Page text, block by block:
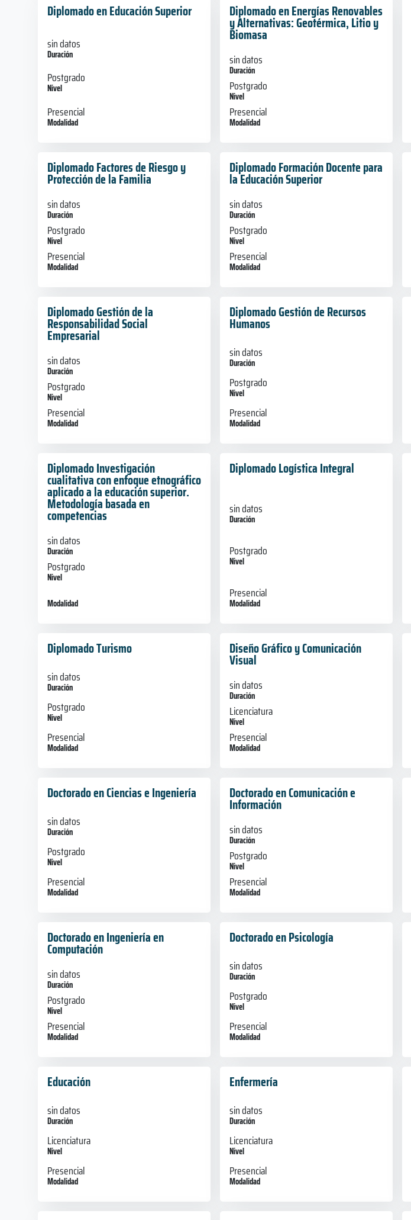
Diplomado en Educación Superior
sin datos
Duración
Postgrado
Nivel
Presencial
Modalidad
Diplomado en Energías Renovables
y Alternativas: Geotérmica, Litio y
Biomasa
sin datos
Duración
Postgrado
Nivel
Presencial
Modalidad
Diplomado Factores de Riesgo y
Protección de la Familia
sin datos
Duración
Postgrado
Nivel
Presencial
Modalidad
Diplomado Formación Docente para
la Educación Superior
sin datos
Duración
Postgrado
Nivel
Presencial
Modalidad
Diplomado Gestión de la
Responsabilidad Social
Empresarial
sin datos
Duración
Postgrado
Nivel
Presencial
Modalidad
Diplomado Gestión de Recursos
Humanos
sin datos
Duración
Postgrado
Nivel
Presencial
Modalidad
Diplomado Investigación
cualitativa con enfoque etnográfico
aplicado a la educación superior.
Metodología basada en
competencias
sin datos
Duración
Postgrado
Nivel
Modalidad
Diplomado Logística Integral
sin datos
Duración
Postgrado
Nivel
Presencial
Modalidad
Diplomado Turismo
sin datos
Duración
Postgrado
Nivel
Presencial
Modalidad
Diseño Gráfico y Comunicación
Visual
sin datos
Duración
Licenciatura
Nivel
Presencial
Modalidad
Doctorado en Ciencias e Ingeniería
sin datos
Duración
Postgrado
Nivel
Presencial
Modalidad
Doctorado en Comunicación e
Información
sin datos
Duración
Postgrado
Nivel
Presencial
Modalidad
Doctorado en Ingeniería en
Computación
sin datos
Duración
Postgrado
Nivel
Presencial
Modalidad
Doctorado en Psicología
sin datos
Duración
Postgrado
Nivel
Presencial
Modalidad
Educación
sin datos
Duración
Licenciatura
Nivel
Presencial
Modalidad
Enfermería
sin datos
Duración
Licenciatura
Nivel
Presencial
Modalidad